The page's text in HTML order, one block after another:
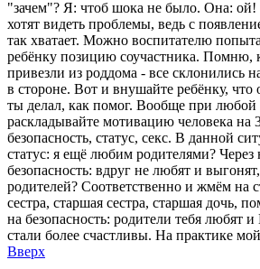
"зачем"? Я: чтоб шока не было. Она: ой!
хотят видеть проблемы, ведь с
так хватает. Можно воспитателю
ребёнку позицию соучастника. Помню,
привезли из роддома - все склонились
в стороне. Вот и внушайте ребёнку, что
ты делал, как помог. Вообще при любой
раскладывайте мотивацию человека на
безопасность, статус, секс. В данной
статус: я ещё любим родителями? Через
безопасность: вдруг не любят и
родителей? Соответственно и жмём на
сестра, старшая сестра, старшая дочь,
на безопасность: родители тебя
стали более счастливы. На практике
Вверх